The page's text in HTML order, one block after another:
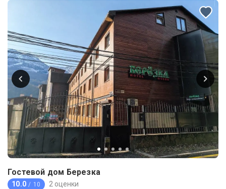
Гостевой дом Березка
10.0 / 10 2 оценки